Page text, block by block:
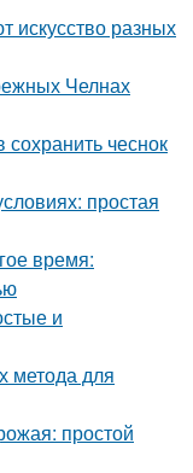
искусство разных
Челнах
чеснок
простая
время:
и
метода для
простой